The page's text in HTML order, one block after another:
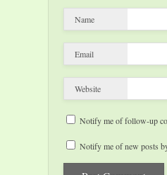
Name
Email
Website
Notify me of follow-up
Notify me of new posts